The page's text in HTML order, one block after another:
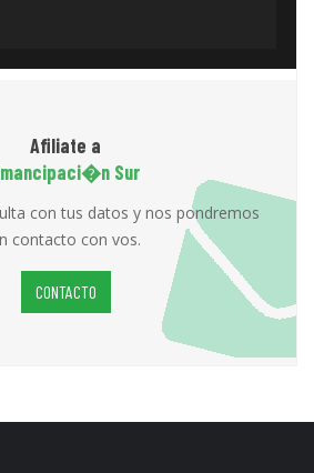
Afiliate a
Sur
con tus datos y nos pondremos
contacto con vos.
CONTACTO